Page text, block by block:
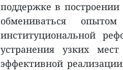
поддержке в
обмениваться
институциональной
устранения узких
эффективной